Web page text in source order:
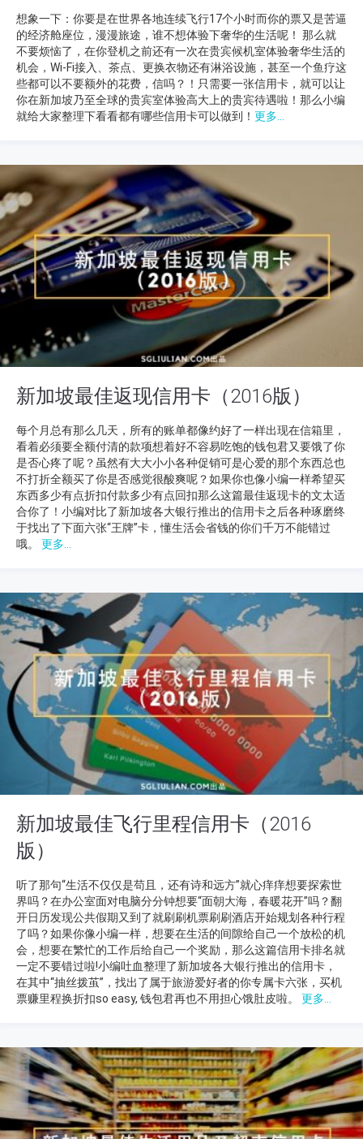
想象一下：你要是在世界各地连续飞行17个小时而你的票又是苦逼
的经济舱座位，漫漫旅途，谁不想体验下奢华的生活呢！ 那么就
不要烦恼了，在你登机之前还有一次在贵宾候机室体验奢华生活的
机会，Wi-Fi接入、茶点、更换衣物还有淋浴设施，甚至一个鱼疗这
些都可以不要额外的花费，信吗？！只需要一张信用卡，就可以让
你在新加坡乃至全球的贵宾室体验高大上的贵宾待遇啦！那么小编
就给大家整理下看看都有哪些信用卡可以做到！ 更多...
新加坡最佳返现信用卡（2016版）
每个月总有那么几天，所有的账单都像约好了一样出现在信箱里，
看着必须要全额付清的款项想着好不容易吃饱的钱包君又要饿了你
是否心疼了呢？虽然有大大小小各种促销可是心爱的那个东西总也
不打折全额买了你是否感觉很酸爽呢？如果你也像小编一样希望买
东西多少有点折扣付款多少有点回扣那么这篇最佳返现卡的文太适
合你了！小编对比了新加坡各大银行推出的信用卡之后各种琢磨终
于找出了下面六张“王牌”卡，懂生活会省钱的你们千万不能错过
哦。 更多...
新加坡最佳飞行里程信用卡（2016
版）
听了那句“生活不仅仅是苟且，还有诗和远方”就心痒痒想要探索世
界吗？在办公室面对电脑分分钟想要“面朝大海，春暖花开”吗？翻
开日历发现公共假期又到了就刷刷机票刷刷酒店开始规划各种行程
了吗？如果你像小编一样，想要在生活的间隙给自己一个放松的机
会，想要在繁忙的工作后给自己一个奖励，那么这篇信用卡排名就
一定不要错过啦!小编吐血整理了新加坡各大银行推出的信用卡，
在其中“抽丝拨茧”，找出了属于旅游爱好者的你专属卡六张，买机
票赚里程换折扣so easy, 钱包君再也不用担心饿肚皮啦。 更多...